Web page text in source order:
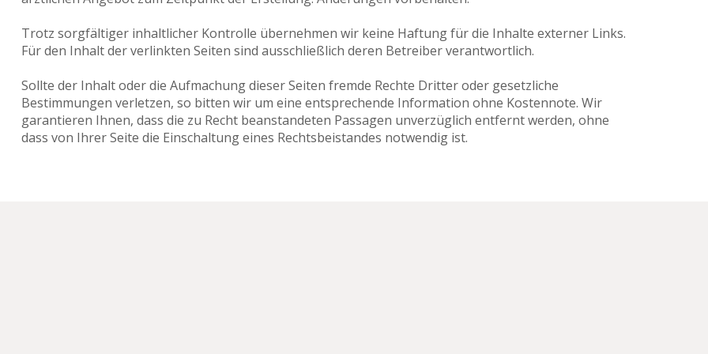
Trotz sorgfältiger inhaltlicher Kontrolle übernehmen wir keine Haftung für die Inhalte externer Links.
Für den Inhalt der verlinkten Seiten sind ausschließlich deren Betreiber verantwortlich.
Sollte der Inhalt oder die Aufmachung dieser Seiten fremde Rechte Dritter oder gesetzliche
Bestimmungen verletzen, so bitten wir um eine entsprechende Information ohne Kostennote. Wir
garantieren Ihnen, dass die zu Recht beanstandeten Passagen unverzüglich entfernt werden, ohne
dass von Ihrer Seite die Einschaltung eines Rechtsbeistandes notwendig ist.